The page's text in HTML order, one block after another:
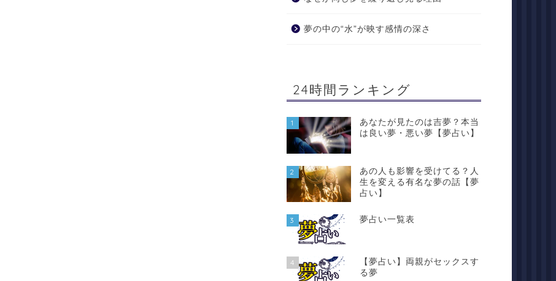
夢の中の“水”が映す感情の深さ
24時間ランキング
1
あなたが見たのは吉夢？本当
は良い夢・悪い夢【夢占い】
2
あの人も影響を受けてる？人
生を変える有名な夢の話【夢
占い】
3 夢占い一覧表
4
【夢占い】両親がセックスす
る夢